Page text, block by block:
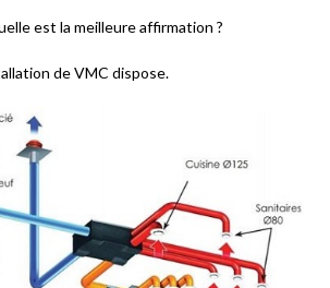
est la meilleure affirmation ?
de VMC dispose.